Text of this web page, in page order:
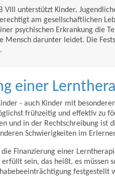
VIII unterstützt Kinder,
am gesellschaftlichen
psychischen Erkrankung die
Mensch darunter leidet. Die
einer
- auch Kinder mit
frühzeitig und effektiv zu
und in der Rechtschreibung ist
Schwierigkeiten im
Finanzierung einer
erfüllt sein, das heißt, es
festgestellt